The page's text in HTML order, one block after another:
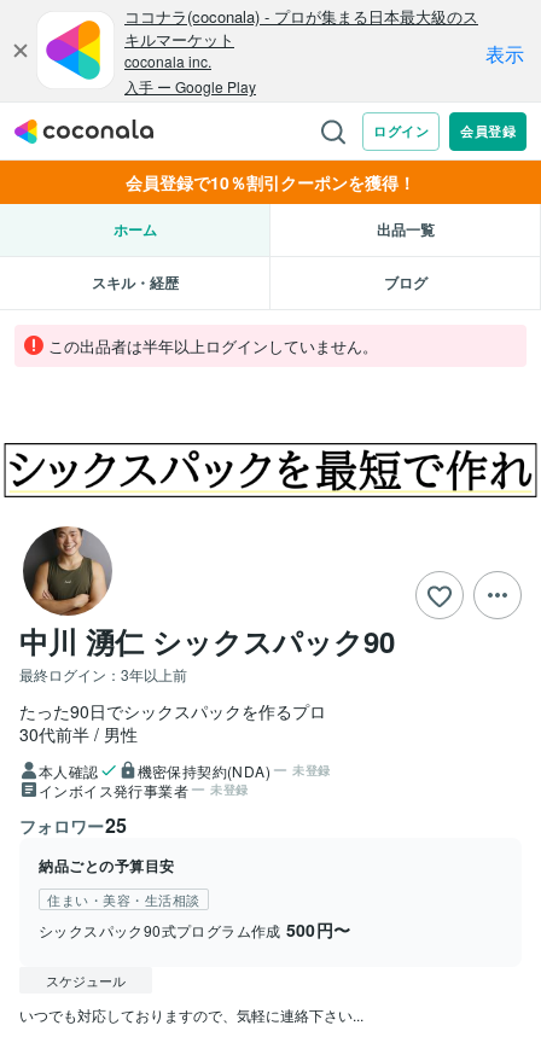
会員登録で10％割引クーポンを獲得！
ホーム 出品一覧
スキル・経歴 ブログ
この出品者は半年以上ログインしていません。
中川 湧仁 シックスパック90
最終ログイン： 3年以上前
たった90日でシックスパックを作るプロ
30代前半
男性
本人確認 機密保持契約(NDA) 未登録
インボイス発行事業者 未登録
フォロワー25
納品ごとの予算目安
住まい・美容・生活相談
シックスパック90式プログラム作成 500円〜
スケジュール
いつでも対応しておりますので、気軽に連絡下さい...